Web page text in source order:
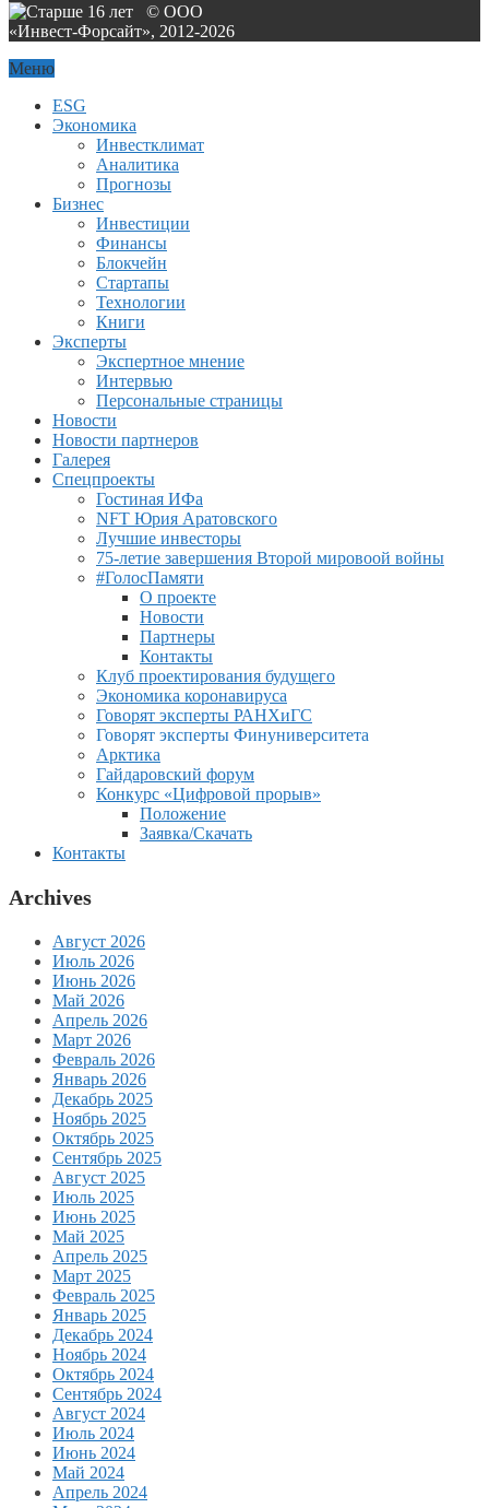
© ООО
«Инвест-Форсайт», 2012-2026
Меню
ESG
Экономика
Инвестклимат
Аналитика
Прогнозы
Бизнес
Инвестиции
Финансы
Блокчейн
Стартапы
Технологии
Книги
Эксперты
Экспертное мнение
Интервью
Персональные страницы
Новости
Новости партнеров
Галерея
Спецпроекты
Гостиная ИФа
NFT Юрия Аратовского
Лучшие инвесторы
75-летие завершения Второй мировоой войны
#ГолосПамяти
О проекте
Новости
Партнеры
Контакты
Клуб проектирования будущего
Экономика коронавируса
Говорят эксперты РАНХиГС
Говорят эксперты Финуниверситета
Арктика
Гайдаровский форум
Конкурс «Цифровой прорыв»
Положение
Заявка/Скачать
Контакты
Archives
Август 2026
Июль 2026
Июнь 2026
Май 2026
Апрель 2026
Март 2026
Февраль 2026
Январь 2026
Декабрь 2025
Ноябрь 2025
Октябрь 2025
Сентябрь 2025
Август 2025
Июль 2025
Июнь 2025
Май 2025
Апрель 2025
Март 2025
Февраль 2025
Январь 2025
Декабрь 2024
Ноябрь 2024
Октябрь 2024
Сентябрь 2024
Август 2024
Июль 2024
Июнь 2024
Май 2024
Апрель 2024